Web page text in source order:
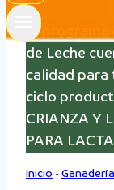
El
de Leche
calidad para
ciclo
CRIANZA Y
PARA
Inicio -